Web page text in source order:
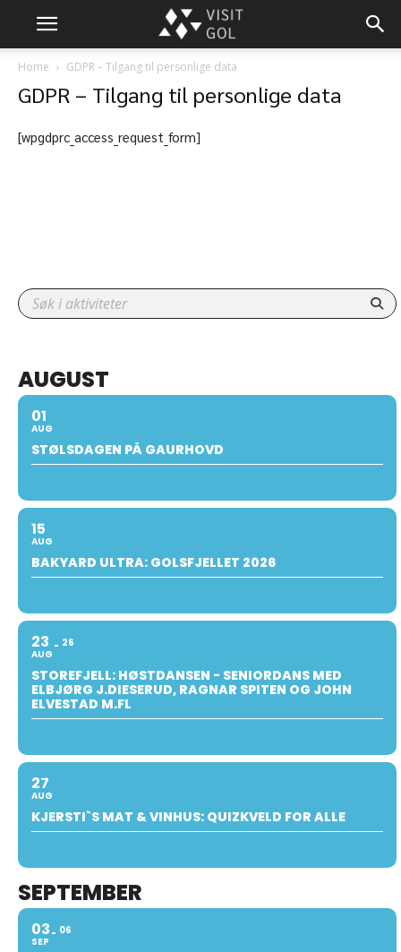
Home GDPR – Tilgang til personlige data
GDPR – Tilgang til personlige data
[wpgdprc_access_request_form]
AUGUST
01
AUG
STØLSDAGEN PÅ GAURHOVD
15
AUG
BAKYARD ULTRA: GOLSFJELLET 2026
23
AUG
26
STOREFJELL: HØSTDANSEN - SENIORDANS MED
ELBJØRG J.DIESERUD, RAGNAR SPITEN OG JOHN
ELVESTAD M.FL
27
AUG
KJERSTI`S MAT & VINHUS: QUIZKVELD FOR ALLE
SEPTEMBER
03
SEP
06